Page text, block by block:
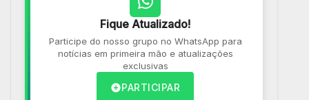
Fique Atualizado!
Participe do nosso grupo no WhatsApp para
notícias em primeira mão e atualizações
exclusivas
PARTICIPAR